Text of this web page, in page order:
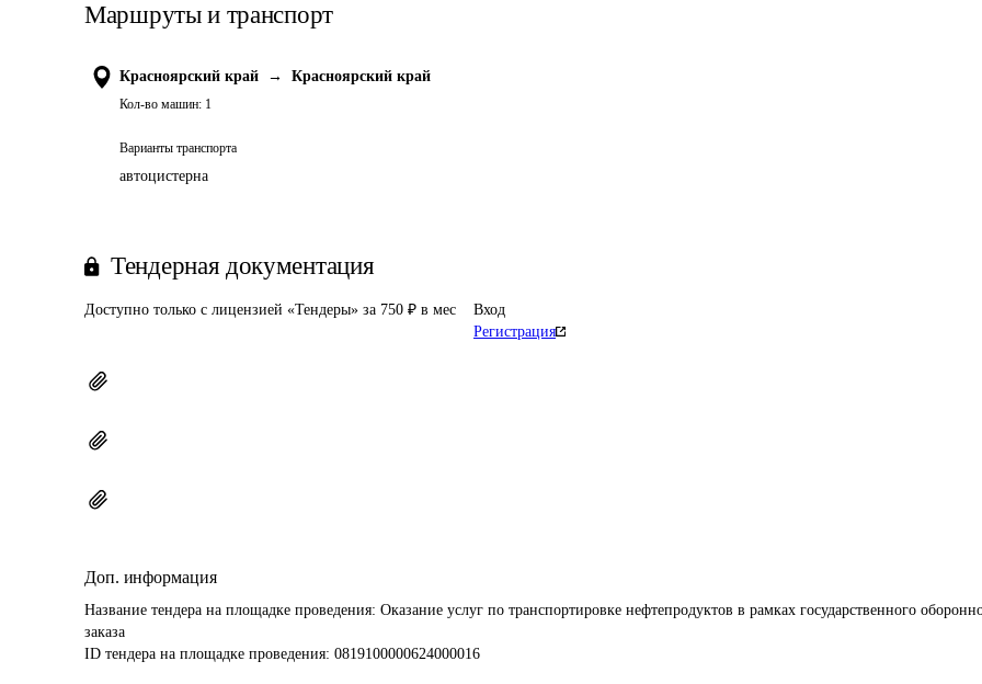
Маршруты и транспорт
Красноярский край → Красноярский край
Кол-во машин: 1
Варианты транспорта
автоцистерна
Тендерная документация
Доступно только с лицензией «Тендеры» за 750 ₽ в мес
Вход
Регистрация
Доп. информация
Название тендера на площадке проведения: Оказание услуг по транспортировке нефтепродуктов в рамках государственного
заказа
ID тендера на площадке проведения: 0819100000624000016